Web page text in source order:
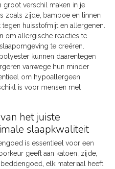
groot verschil maken in je
zoals zijde, bamboe en linnen
huisstofmijt en allergenen.
om allergische reacties te
te creëren.
kunnen daarentegen
vanwege hun minder
om hypoallergeen
is voor mensen met
het juiste
slaapkwaliteit
is essentieel voor een
geeft aan katoen, zijde,
elk materiaal heeft